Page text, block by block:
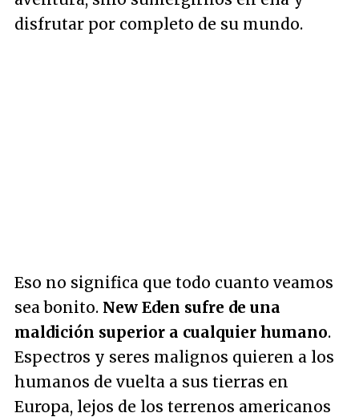
disfrutar por completo de su mundo.
Eso no significa que todo cuanto veamos
sea bonito. New Eden sufre de una
maldición superior a cualquier humano.
Espectros y seres malignos quieren a los
humanos de vuelta a sus tierras en
Europa, lejos de los terrenos americanos